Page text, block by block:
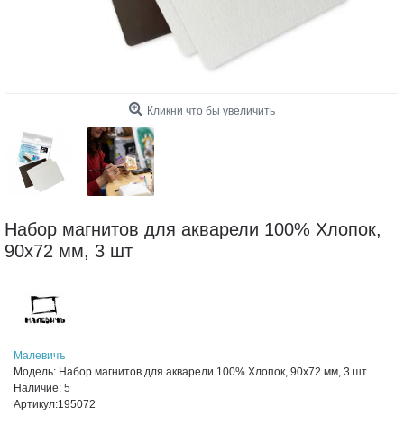
Кликни что бы увеличить
Набор магнитов для акварели 100% Хлопок,
90х72 мм, 3 шт
Малевичъ
Модель: Набор магнитов для акварели 100% Хлопок, 90х72 мм, 3 шт
Наличие: 5
Артикул:195072